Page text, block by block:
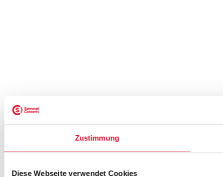
Zustimmung
Diese Webseite verwendet Cookies